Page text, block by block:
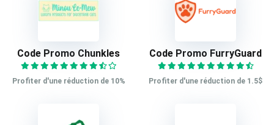
Code Promo Chunkles
Profiter d'une réduction de 10%
Code Promo FurryGuard
Profiter d'une réduction de 1.5$